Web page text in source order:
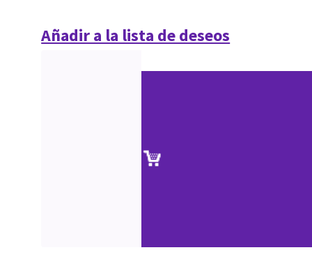
Añadir a la lista de deseos